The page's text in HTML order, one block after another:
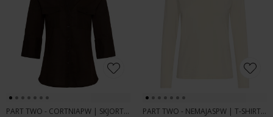
PART TWO - CORTNIAPW | SKJORTE MOLE
PART TWO - NEMAJASPW | T-SHIRT WHITECAP GRAY